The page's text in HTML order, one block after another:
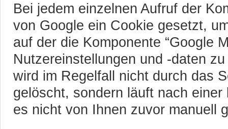
Bei jedem einzelnen Aufruf der
von Google ein Cookie gesetzt,
auf der die Komponente “Google
Nutzereinstellungen und -daten
wird im Regelfall nicht durch das
gelöscht, sondern läuft nach
es nicht von Ihnen zuvor manuell